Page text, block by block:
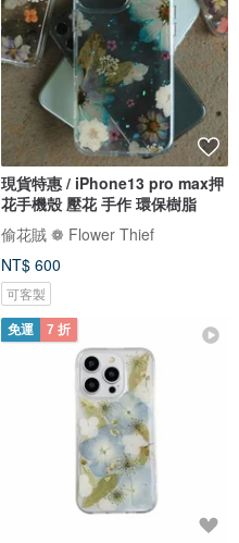
現貨特惠 / iPhone13 pro max押
花手機殼 壓花 手作 環保樹脂
偷花賊 ❁ Flower Thief
NT$ 600
可客製
免運 7 折